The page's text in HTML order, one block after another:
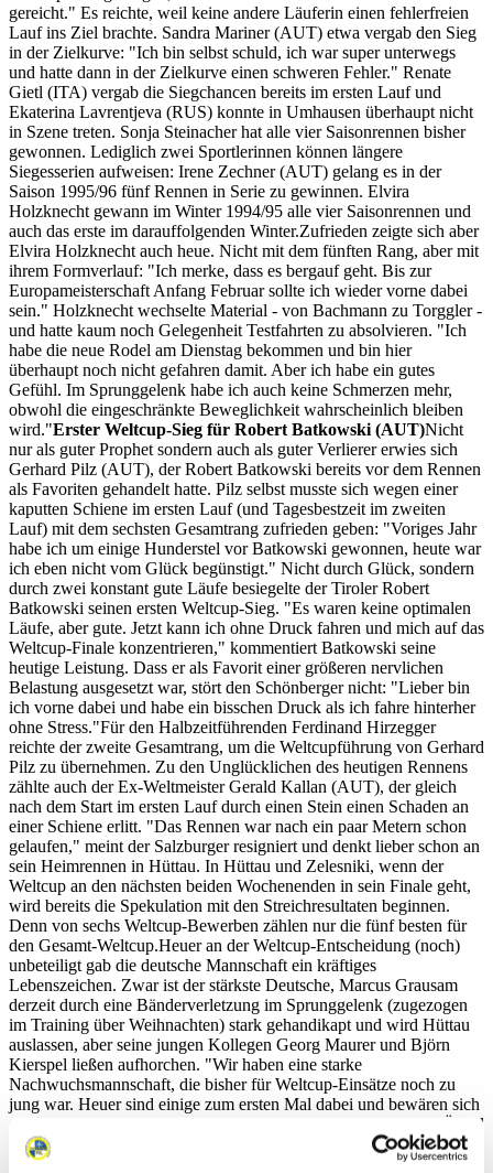
gereicht." Es reichte, weil keine andere Läuferin einen fehlerfreien
Lauf ins Ziel brachte. Sandra Mariner (AUT) etwa vergab den Sieg
in der Zielkurve: "Ich bin selbst schuld, ich war super unterwegs
und hatte dann in der Zielkurve einen schweren Fehler." Renate
Gietl (ITA) vergab die Siegchancen bereits im ersten Lauf und
Ekaterina Lavrentjeva (RUS) konnte in Umhausen überhaupt nicht
in Szene treten. Sonja Steinacher hat alle vier Saisonrennen bisher
gewonnen. Lediglich zwei Sportlerinnen können längere
Siegesserien aufweisen: Irene Zechner (AUT) gelang es in der
Saison 1995/96 fünf Rennen in Serie zu gewinnen. Elvira
Holzknecht gewann im Winter 1994/95 alle vier Saisonrennen und
auch das erste im darauffolgenden Winter.Zufrieden zeigte sich aber
Elvira Holzknecht auch heue. Nicht mit dem fünften Rang, aber mit
ihrem Formverlauf: "Ich merke, dass es bergauf geht. Bis zur
Europameisterschaft Anfang Februar sollte ich wieder vorne dabei
sein." Holzknecht wechselte Material - von Bachmann zu Torggler -
und hatte kaum noch Gelegenheit Testfahrten zu absolvieren. "Ich
habe die neue Rodel am Dienstag bekommen und bin hier
überhaupt noch nicht gefahren damit. Aber ich habe ein gutes
Gefühl. Im Sprunggelenk habe ich auch keine Schmerzen mehr,
obwohl die eingeschränkte Beweglichkeit wahrscheinlich bleiben
wird."Erster Weltcup-Sieg für Robert Batkowski (AUT)Nicht
nur als guter Prophet sondern auch als guter Verlierer erwies sich
Gerhard Pilz (AUT), der Robert Batkowski bereits vor dem Rennen
als Favoriten gehandelt hatte. Pilz selbst musste sich wegen einer
kaputten Schiene im ersten Lauf (und Tagesbestzeit im zweiten
Lauf) mit dem sechsten Gesamtrang zufrieden geben: "Voriges Jahr
habe ich um einige Hunderstel vor Batkowski gewonnen, heute war
ich eben nicht vom Glück begünstigt." Nicht durch Glück, sondern
durch zwei konstant gute Läufe besiegelte der Tiroler Robert
Batkowski seinen ersten Weltcup-Sieg. "Es waren keine optimalen
Läufe, aber gute. Jetzt kann ich ohne Druck fahren und mich auf das
Weltcup-Finale konzentrieren," kommentiert Batkowski seine
heutige Leistung. Dass er als Favorit einer größeren nervlichen
Belastung ausgesetzt war, stört den Schönberger nicht: "Lieber bin
ich vorne dabei und habe ein bisschen Druck als ich fahre hinterher
ohne Stress."Für den Halbzeitführenden Ferdinand Hirzegger
reichte der zweite Gesamtrang, um die Weltcupführung von Gerhard
Pilz zu übernehmen. Zu den Unglücklichen des heutigen Rennens
zählte auch der Ex-Weltmeister Gerald Kallan (AUT), der gleich
nach dem Start im ersten Lauf durch einen Stein einen Schaden an
einer Schiene erlitt. "Das Rennen war nach ein paar Metern schon
gelaufen," meint der Salzburger resigniert und denkt lieber schon an
sein Heimrennen in Hüttau. In Hüttau und Zelesniki, wenn der
Weltcup an den nächsten beiden Wochenenden in sein Finale geht,
wird bereits die Spekulation mit den Streichresultaten beginnen.
Denn von sechs Weltcup-Bewerben zählen nur die fünf besten für
den Gesamt-Weltcup.Heuer an der Weltcup-Entscheidung (noch)
unbeteiligt gab die deutsche Mannschaft ein kräftiges
Lebenszeichen. Zwar ist der stärkste Deutsche, Marcus Grausam
derzeit durch eine Bänderverletzung im Sprunggelenk (zugezogen
im Training über Weihnachten) stark gehandikapt und wird Hüttau
auslassen, aber seine jungen Kollegen Georg Maurer und Björn
Kierspel ließen aufhorchen. "Wir haben eine starke
Nachwuchsmannschaft, die bisher für Weltcup-Einsätze noch zu
jung war. Heuer sind einige zum ersten Mal dabei und bewären sich
gut", erzählt Grausam.Wenn der Weltcup-Tross Umhausen im Ötztal
heute verlässt und in Richtung Hüttau weiterzieht, wird es kein
Abschied auf lange Zeit sein. Umhausen wird sich unter der